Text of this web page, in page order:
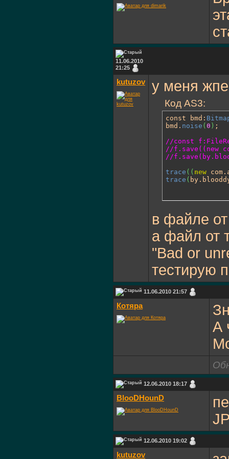
tf:
text
super.
}
}
11.06.2010
21:25
kutuzov у меня
Код AS3:
const bmd:
bmd. noise ( 0 ) ;
//const
//f.save((new
//
trace ( ( new
trace (
в файле
а файл от
"Bad or
тестирую
11.06.2010 21:57
Котяра
А
12.06.2010 18:17
BlooDHounD
12.06.2010 19:02
kutuzov